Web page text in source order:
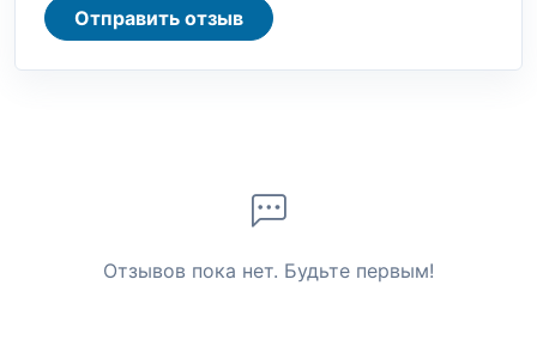
Отправить отзыв
Отзывов пока нет. Будьте первым!